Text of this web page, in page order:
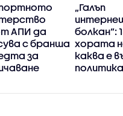
АПИ да
с бранша
за
„Галъп
болкан“:
хората
каква е